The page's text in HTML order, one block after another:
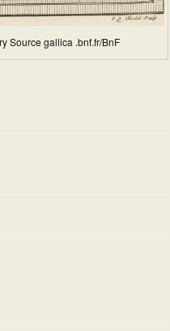
Source gallica .bnf.fr/BnF